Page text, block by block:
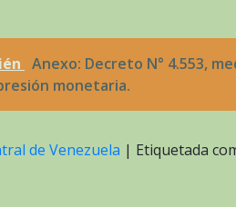
Anexo: Decreto N° 4.553,
monetaria.
de Venezuela | Etiquetada